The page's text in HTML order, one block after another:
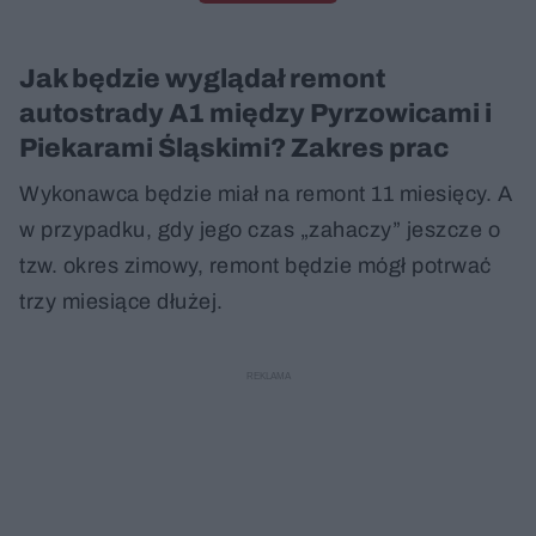
Jak będzie wyglądał remont
autostrady A1 między Pyrzowicami i
Piekarami Śląskimi? Zakres prac
Wykonawca będzie miał na remont 11 miesięcy. A
w przypadku, gdy jego czas „zahaczy” jeszcze o
tzw. okres zimowy, remont będzie mógł potrwać
trzy miesiące dłużej.